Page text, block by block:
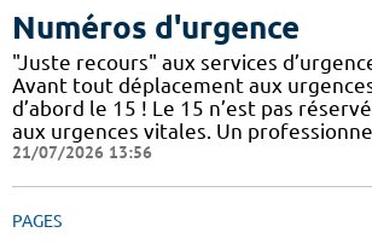
Numéros d'urgence
"Juste recours" aux services
Avant tout déplacement aux
d’abord le 15 ! Le 15 n’est pas
aux urgences vitales. Un
21/07/2026 13:56
PAGES